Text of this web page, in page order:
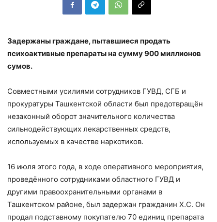
Задержаны граждане, пытавшиеся продать
психоактивные препараты на сумму 900 миллионов
сумов.
Совместными усилиями сотрудников ГУВД, СГБ и
прокуратуры Ташкентской области был предотвращён
незаконный оборот значительного количества
сильнодействующих лекарственных средств,
используемых в качестве наркотиков.
16 июля этого года, в ходе оперативного мероприятия,
проведённого сотрудниками областного ГУВД и
другими правоохранительными органами в
Ташкентском районе, был задержан гражданин Х.С. Он
продал подставному покупателю 70 единиц препарата